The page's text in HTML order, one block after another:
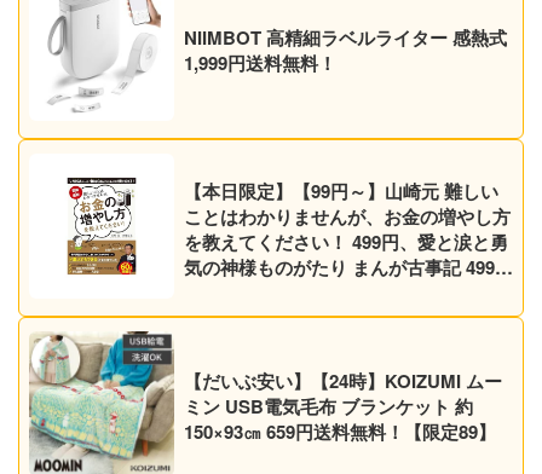
NIIMBOT 高精細ラベルライター 感熱式
1,999円送料無料！
【本日限定】【99円～】山崎元 難しい
ことはわかりませんが、お金の増やし方
を教えてください！ 499円、愛と涙と勇
気の神様ものがたり まんが古事記 499円
【だいぶ安い】【24時】KOIZUMI ムー
ミン USB電気毛布 ブランケット 約
150×93㎝ 659円送料無料！【限定89】